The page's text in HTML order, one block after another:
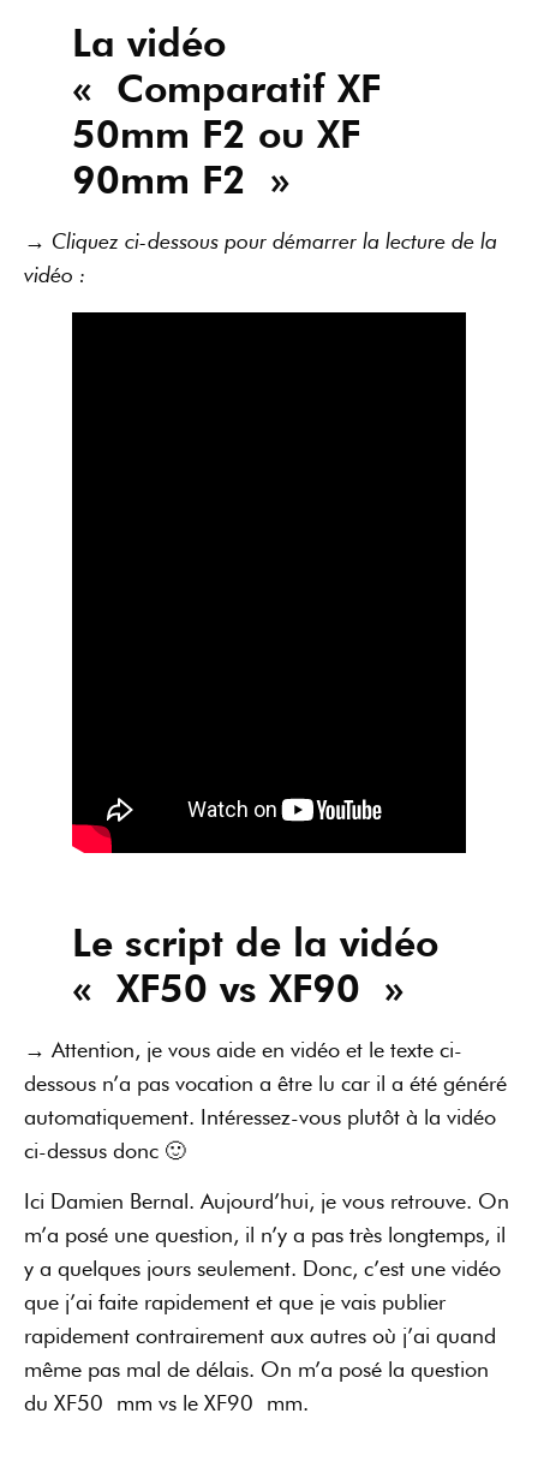
La vidéo
« Comparatif XF
50mm F2 ou XF
90mm F2 »
→ Cliquez ci-dessous pour démarrer la lecture de la
vidéo :
Le script de la vidéo
« XF50 vs XF90 »
→ Attention, je vous aide en vidéo et le texte ci-
dessous n’a pas vocation a être lu car il a été généré
automatiquement. Intéressez-vous plutôt à la vidéo
ci-dessus donc 🙂
Ici Damien Bernal. Aujourd’hui, je vous retrouve. On
m’a posé une question, il n’y a pas très longtemps, il
y a quelques jours seulement. Donc, c’est une vidéo
que j’ai faite rapidement et que je vais publier
rapidement contrairement aux autres où j’ai quand
même pas mal de délais. On m’a posé la question
du XF50 mm vs le XF90 mm.